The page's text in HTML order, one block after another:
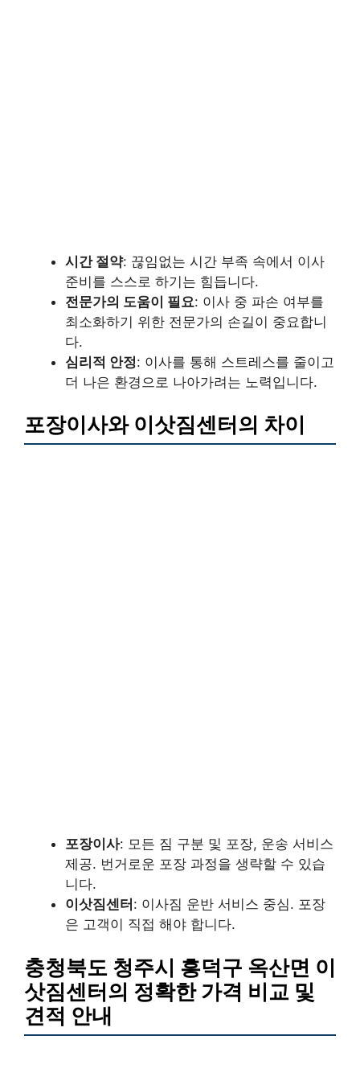
시간 절약: 끊임없는 시간 부족 속에서 이사
준비를 스스로 하기는 힘듭니다.
전문가의 도움이 필요: 이사 중 파손 여부를
최소화하기 위한 전문가의 손길이 중요합니
다.
심리적 안정: 이사를 통해 스트레스를 줄이고
더 나은 환경으로 나아가려는 노력입니다.
포장이사와 이삿짐센터의 차이
포장이사: 모든 짐 구분 및 포장, 운송 서비스
제공. 번거로운 포장 과정을 생략할 수 있습
니다.
이삿짐센터 : 이사짐 운반 서비스 중심. 포장
은 고객이 직접 해야 합니다.
충청북도 청주시 흥덕구 옥산면 이
삿짐센터의 정확한 가격 비교 및
견적 안내